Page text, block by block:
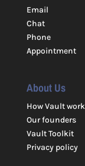
Email
Chat
Phone
Appointment
About Us
How Vault
Our founders
Vault Toolkit
Privacy policy